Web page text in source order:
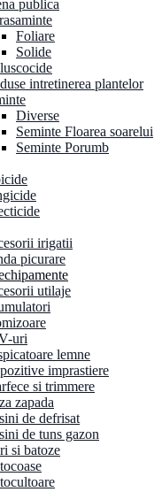
publica
Foliare
Solide
intretinerea plantelor
Diverse
Seminte Floarea soarelui
Seminte Porumb
irigatii
picurare
utilaje
uri
lemne
imprastiere
si trimmere
zapada
de defrisat
de tuns gazon
si batoze